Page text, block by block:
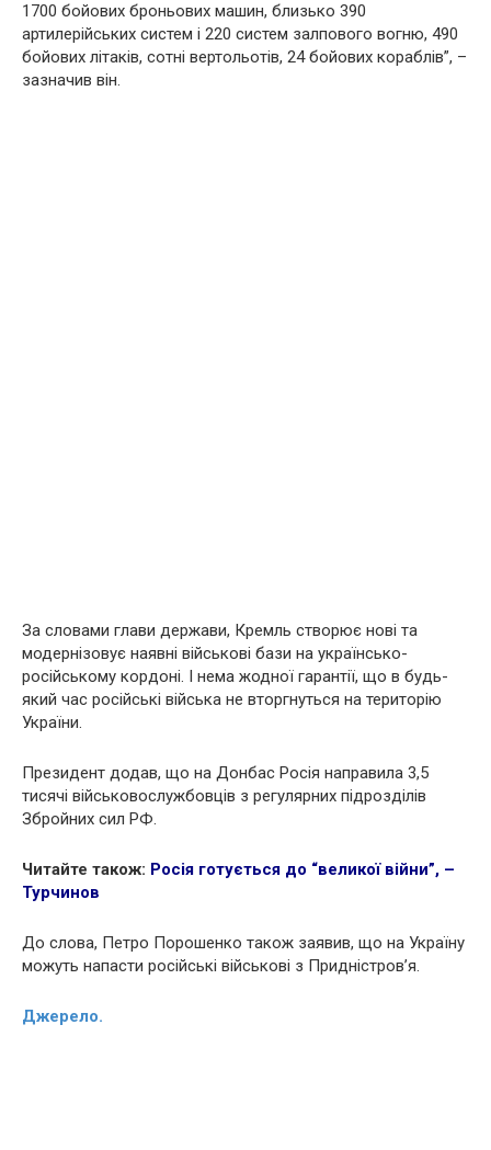
1700 бойових броньових машин, близько 390
артилерійських систем і 220 систем залпового вогню, 490
бойових літаків, сотні вертольотів, 24 бойових кораблів”, –
зазначив він.
За словами глави держави, Кремль створює нові та
модернізовує наявні військові бази на українсько-
російському кордоні. І нема жодної гарантії, що в будь-
який час російські війська не вторгнуться на територію
України.
Президент додав, що на Донбас Росія направила 3,5
тисячі військовослужбовців з регулярних підрозділів
Збройних сил РФ.
Читайте також: Росія готується до “великої війни”, –
Турчинов
До слова, Петро Порошенко також заявив, що на Україну
можуть напасти російські військові з Придністров’я.
Джерело.